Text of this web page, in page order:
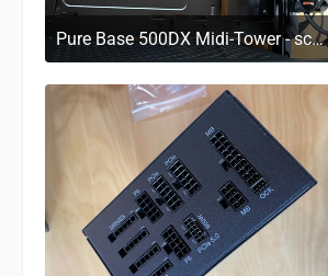
Pure Base 500DX Midi-Tower - schwarz
29. März 2023 um 11:20